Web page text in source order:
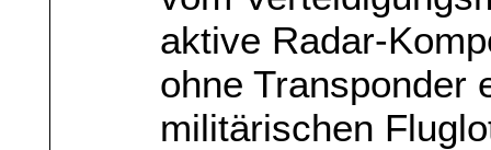
aktive Radar-
ohne Transponder
militärischen